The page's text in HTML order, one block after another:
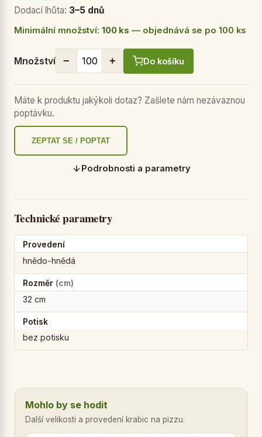
Dodací lhůta: 3–5 dnů
Minimální množství: 100 ks — objednává se po 100 ks
Množství − + Do košíku
Máte k produktu jakýkoli dotaz? Zašlete nám nezávaznou
poptávku.
ZEPTAT SE / POPTAT
Podrobnosti a parametry
Technické parametry
Provedení
hnědo-hnědá
Rozměr (cm)
32 cm
Potisk
bez potisku
Mohlo by se hodit
Další velikosti a provedení krabic na pizzu.